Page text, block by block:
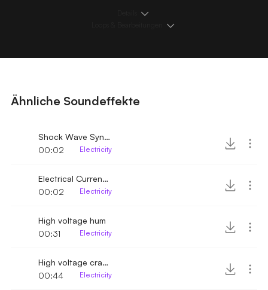
Ähnliche Soundeffekte
Shock Wave Synthesis
00:02
Electricity
Electrical Current Strong
00:02
Electricity
High voltage hum
00:31
Electricity
High voltage crackling
00:44
Electricity